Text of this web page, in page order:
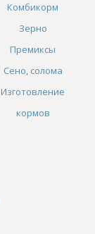
Комбикорм
Зерно
Премиксы
Сено, солома
Изготовление
кормов